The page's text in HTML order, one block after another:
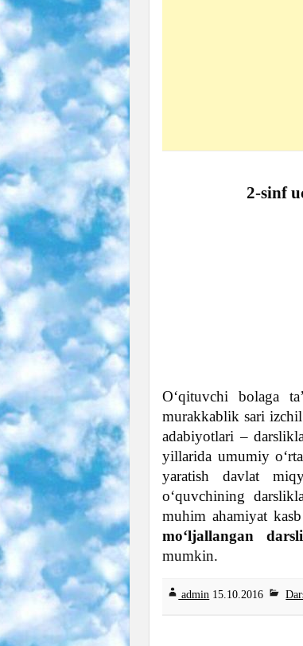
2-sinf
O‘qituvchi bolaga
murakkablik sari izchil
adabiyotlari –
yillarida umumiy
yaratish davlat
o‘quvchining
muhim ahamiyat
mo‘ljallangan
mumkin.
admin 15.10.2016